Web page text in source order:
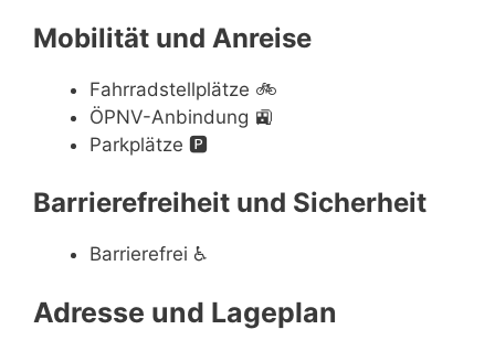
Mobilität und Anreise
Fahrradstellplätze 🚲
ÖPNV-Anbindung 🚉
Parkplätze 🅿️
Barrierefreiheit und Sicherheit
Barrierefrei ♿
Adresse und Lageplan